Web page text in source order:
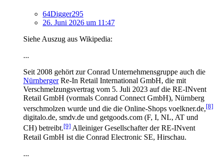
64Digger295
26. Juni 2026 um 11:47
Siehe Auszug aus Wikipedia:
...
Seit 2008 gehört zur Conrad Unternehmensgruppe auch die
NürnbergerRe-In Retail International GmbH, die mit
Verschmelzungsvertrag vom 5. Juli 2023 auf die RE-INvent
Retail GmbH (vormals Conrad Connect GmbH), Nürnberg
verschmolzen wurde und die die Online-Shops voelkner.de,[8]
digitalo.de, smdv.de und getgoods.com (F, I, NL, AT und
CH) betreibt.[9] Alleiniger Gesellschafter der RE-INvent
Retail GmbH ist die Conrad Electronic SE, Hirschau.
...